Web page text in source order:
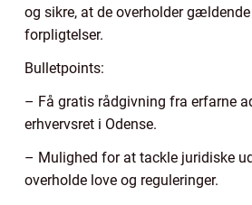
og sikre, at de overholder
forpligtelser.
Bulletpoints:
– Få gratis rådgivning fra erfarne
erhvervsret i Odense.
– Mulighed for at tackle juridiske
overholde love og reguleringer.